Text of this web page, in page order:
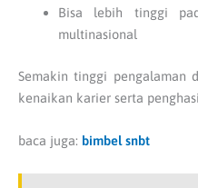
Bisa lebih tinggi
multinasional
Semakin tinggi pengalaman
kenaikan karier serta
baca juga: bimbel snbt